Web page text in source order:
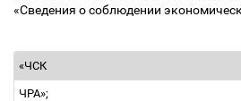
«Сведения о соблюдении
«ЧСК
ЧРА»;